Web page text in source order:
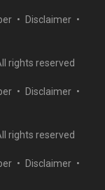
Disclaimer
rights reserved
Disclaimer
rights reserved
Disclaimer